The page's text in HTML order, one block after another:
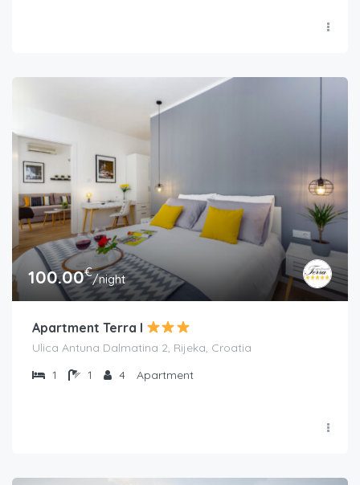
100.00€/night
Apartment Terra I
Ulica Antuna Dalmatina 2, Rijeka, Croatia
1
1 4 Apartment